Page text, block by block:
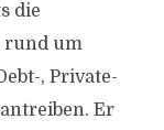
die
rund um
, Private-
Er